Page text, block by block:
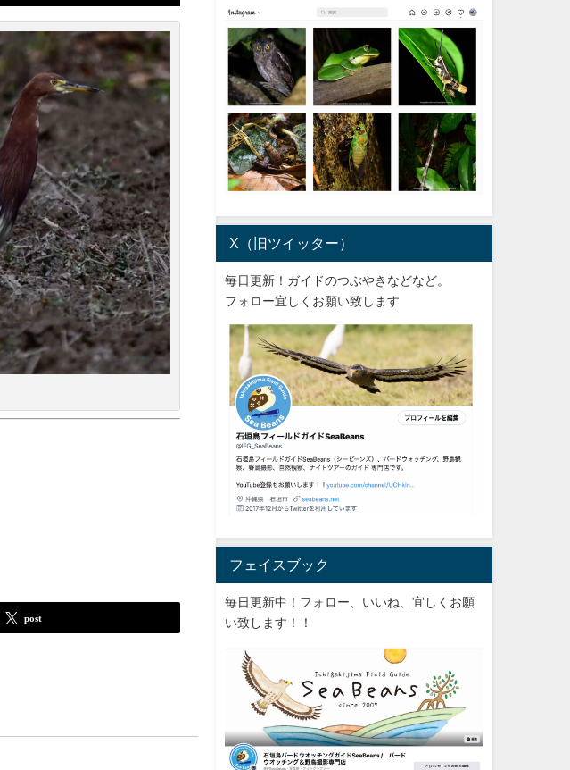
post
X（旧ツイッター）
毎日更新！ガイドのつぶやきなどなど。
フォロー宜しくお願い致します
フェイスブック
毎日更新中！フォロー、いいね、宜しくお願
い致します！！